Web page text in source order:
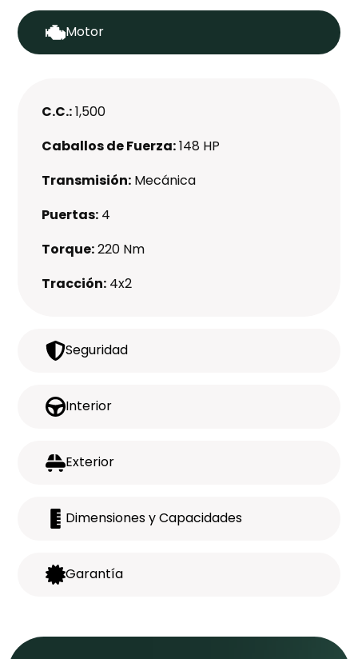
Motor
Seguridad
Interior
Exterior
Dimensiones y Capacidades
Garantía
C.C.:1,500
Caballos de Fuerza:148 HP
Transmisión: Mecánica
Puertas: 4
Torque:220 Nm
Tracción: 4x2